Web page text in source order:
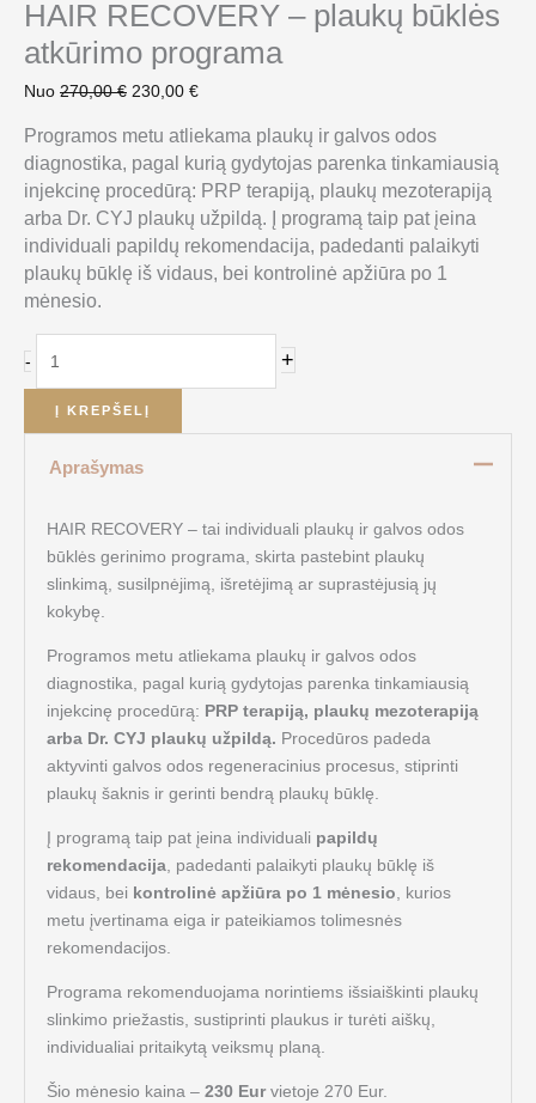
HAIR RECOVERY – plaukų būklės
atkūrimo programa
Nuo 270,00€ 230,00 €
Programos metu atliekama plaukų ir galvos odos
diagnostika, pagal kurią gydytojas parenka tinkamiausią
injekcinę procedūrą: PRP terapiją, plaukų mezoterapiją
arba Dr. CYJ plaukų užpildą. Į programą taip pat įeina
individuali papildų rekomendacija, padedanti palaikyti
plaukų būklę iš vidaus, bei kontrolinė apžiūra po 1
mėnesio.
- +
Į KREPŠELĮ
Aprašymas
HAIR RECOVERY – tai individuali plaukų ir galvos odos
būklės gerinimo programa, skirta pastebint plaukų
slinkimą, susilpnėjimą, išretėjimą ar suprastėjusią jų
kokybę.
Programos metu atliekama plaukų ir galvos odos
diagnostika, pagal kurią gydytojas parenka tinkamiausią
injekcinę procedūrą: PRP terapiją, plaukų mezoterapiją
arba Dr. CYJ plaukų užpildą. Procedūros padeda
aktyvinti galvos odos regeneracinius procesus, stiprinti
plaukų šaknis ir gerinti bendrą plaukų būklę.
Į programą taip pat įeina individuali papildų
rekomendacija , padedanti palaikyti plaukų būklę iš
vidaus, bei kontrolinė apžiūra po 1 mėnesio , kurios
metu įvertinama eiga ir pateikiamos tolimesnės
rekomendacijos.
Programa rekomenduojama norintiems išsiaiškinti plaukų
slinkimo priežastis, sustiprinti plaukus ir turėti aiškų,
individualiai pritaikytą veiksmų planą.
Šio mėnesio kaina –230 Eurvietoje 270 Eur.